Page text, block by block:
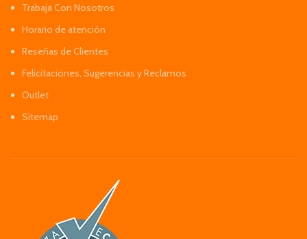
Trabaja Con Nosotros
Horario de atención
Reseñas de Clientes
Felicitaciones, Sugerencias y Reclamos
Outlet
Sitemap